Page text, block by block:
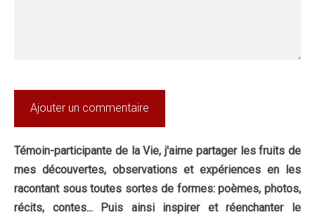
Témoin-participante de la Vie, j'aime partager les fruits de
mes découvertes, observations et expériences en les
racontant sous toutes sortes de formes: poèmes, photos,
récits, contes... Puis ainsi inspirer et réenchanter le